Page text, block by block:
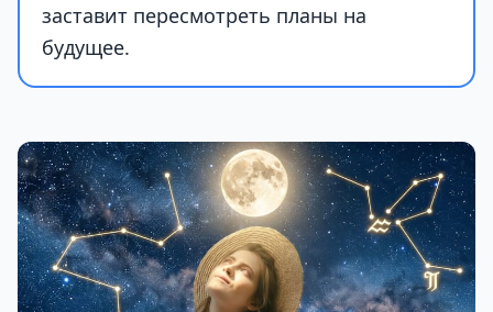
заставит пересмотреть планы на
будущее.